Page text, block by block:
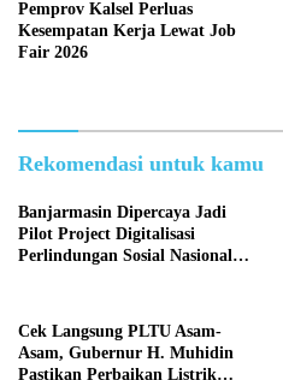
Pemprov Kalsel Perluas
Kesempatan Kerja Lewat Job
Fair 2026
Rekomendasi untuk kamu
Banjarmasin Dipercaya Jadi
Pilot Project Digitalisasi
Perlindungan Sosial Nasional
Cek Langsung PLTU Asam-
Asam, Gubernur H. Muhidin
Pastikan Perbaikan Listrik